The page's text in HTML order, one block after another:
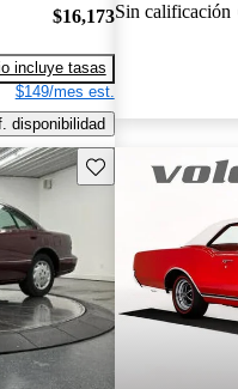
$16,173
incluye tasas
$149/mes est.
disponibilidad
Sin calificación
Guarda este Aviso